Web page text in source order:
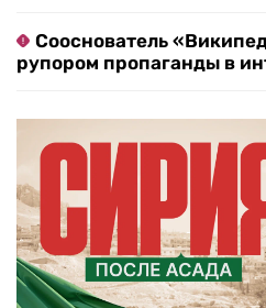
Сооснователь
рупором пропаганды в